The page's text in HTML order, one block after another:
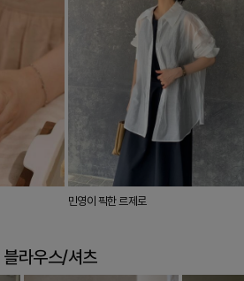
민영이 픽한 르제로
블라우스/셔츠